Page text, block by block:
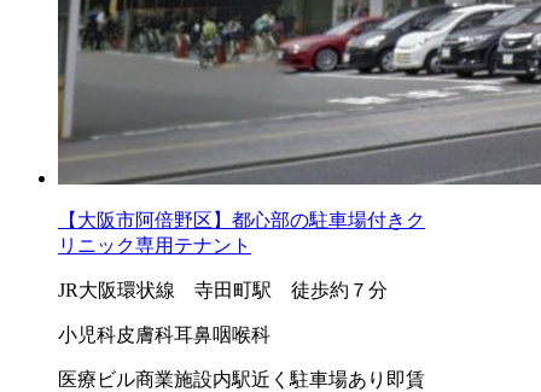
【大阪市阿倍野区】都心部の駐車場付きク
リニック専用テナント
JR大阪環状線 寺田町駅 徒歩約７分
小児科皮膚科耳鼻咽喉科
医療ビル商業施設内駅近く 駐車場あり 即賃